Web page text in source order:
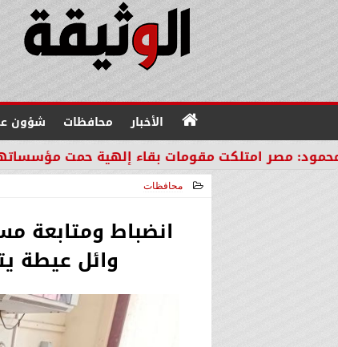
الأخبار محافظات شؤون
مقومات بقاء إلهية حمت مؤسساتها من مصير دول
محافظات
انضباط ومتابعة
وائل عيطة